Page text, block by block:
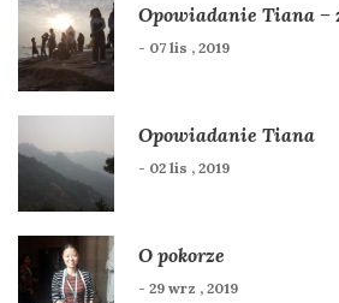
Opowiadanie Tiana –
- 07 lis , 2019
Opowiadanie Tiana
- 02 lis , 2019
O pokorze
- 29 wrz , 2019